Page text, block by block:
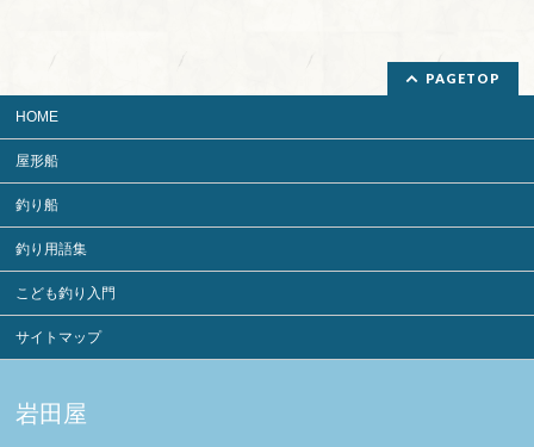
PAGETOP
HOME
屋形船
釣り船
釣り用語集
こども釣り入門
サイトマップ
岩田屋